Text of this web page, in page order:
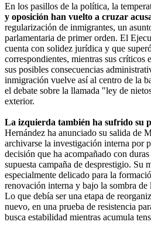
En los pasillos de la política, la
y oposición han vuelto a cruzar
regularización de inmigrantes, un
parlamentaria de primer orden. El
cuenta con solidez jurídica y que
correspondientes, mientras sus críticos
sus posibles consecuencias
inmigración vuelve así al centro de la
el debate sobre la llamada "ley de
exterior.
La izquierda también ha sufrido su
Hernández ha anunciado su salida de
archivarse la investigación interna por
decisión que ha acompañado con
supuesta campaña de desprestigio. Su
especialmente delicado para la
renovación interna y bajo la sombra de
Lo que debía ser una etapa de
nuevo, en una prueba de resistencia
busca estabilidad mientras acumula